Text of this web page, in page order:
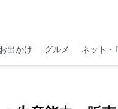
出かけ グルメ ネット・